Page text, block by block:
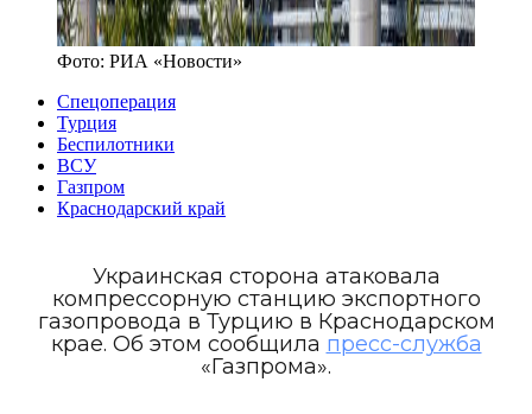
Фото: РИА «Новости»
Спецоперация
Турция
Беспилотники
ВСУ
Газпром
Краснодарский край
Украинская сторона атаковала
компрессорную станцию экспортного
газопровода в Турцию в Краснодарском
крае. Об этом сообщила пресс-служба
«Газпрома».